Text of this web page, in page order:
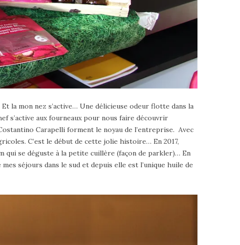
la mon nez s’active… Une délicieuse odeur flotte dans la
s’active aux fourneaux pour nous faire découvrir
Carapelli forment le noyau de l’entreprise. Avec
C’est le début de cette jolie histoire… En 2017,
qui se déguste à la petite cuillère (façon de parkler)… En
séjours dans le sud et depuis elle est l’unique huile de